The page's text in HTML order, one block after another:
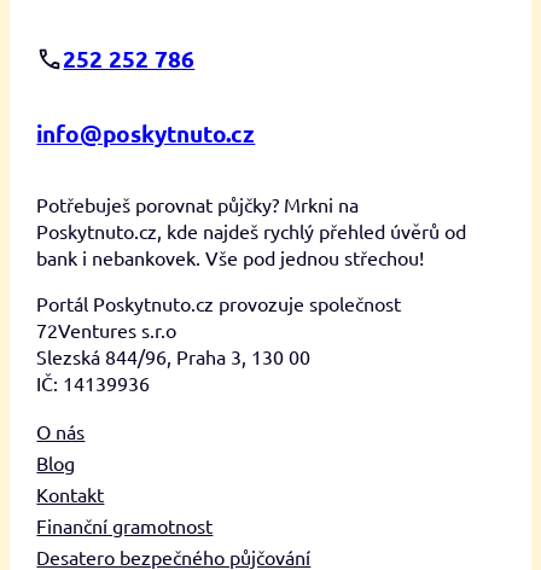
252 252 786
info@poskytnuto.cz
Potřebuješ porovnat půjčky? Mrkni na
Poskytnuto.cz, kde najdeš rychlý přehled úvěrů od
bank i nebankovek. Vše pod jednou střechou!
Portál Poskytnuto.cz provozuje společnost
72Ventures s.r.o
Slezská 844/96, Praha 3, 130 00
IČ: 14139936
O nás
Blog
Kontakt
Finanční gramotnost
Desatero bezpečného půjčování